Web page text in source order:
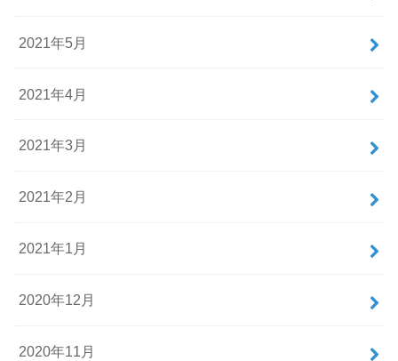
2021年5月
2021年4月
2021年3月
2021年2月
2021年1月
2020年12月
2020年11月